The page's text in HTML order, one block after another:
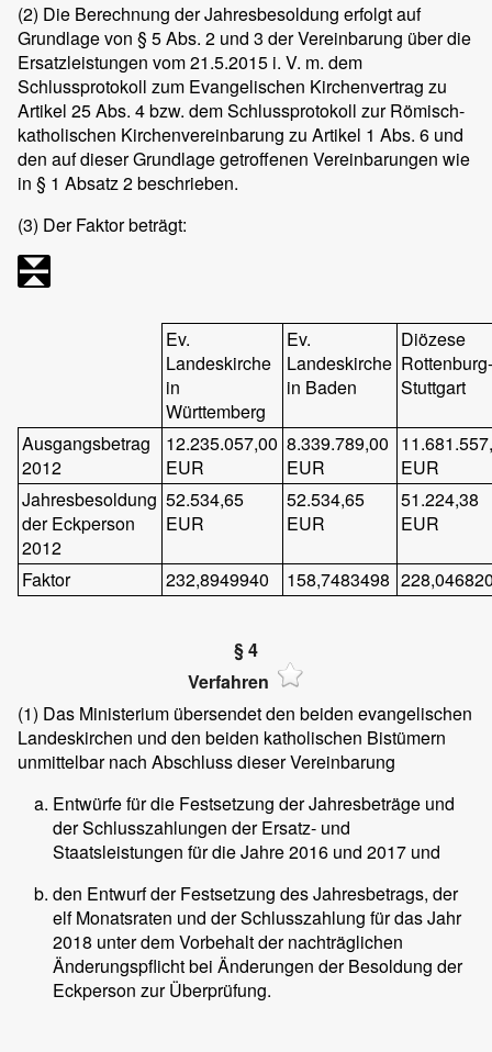
(2) Die Berechnung der Jahresbesoldung erfolgt auf
Grundlage von § 5 Abs. 2 und 3 der Vereinbarung über die
Ersatzleistungen vom 21.5.2015 i. V. m. dem
Schlussprotokoll zum Evangelischen Kirchenvertrag zu
Artikel 25 Abs. 4 bzw. dem Schlussprotokoll zur Römisch-
katholischen Kirchenvereinbarung zu Artikel 1 Abs. 6 und
den auf dieser Grundlage getroffenen Vereinbarungen wie
in § 1 Absatz 2 beschrieben.
(3) Der Faktor beträgt:
Ev.
Landeskirche
in
Württemberg
Ev.
Landeskirche
in Baden
Diözese
Stuttgart
Ausgangsbetrag
2012
12.235.057,00
EUR
8.339.789,00
EUR
EUR
Jahresbesoldung
der Eckperson
2012
52.534,65
EUR
52.534,65
EUR
51.224,38
EUR
Faktor 232,8949940 158,7483498
§ 4
Verfahren
(1) Das Ministerium übersendet den beiden evangelischen
Landeskirchen und den beiden katholischen Bistümern
unmittelbar nach Abschluss dieser Vereinbarung
Entwürfe für die Festsetzung der Jahresbeträge und
der Schlusszahlungen der Ersatz- und
Staatsleistungen für die Jahre 2016 und 2017 und
den Entwurf der Festsetzung des Jahresbetrags, der
elf Monatsraten und der Schlusszahlung für das Jahr
2018 unter dem Vorbehalt der nachträglichen
Änderungspflicht bei Änderungen der Besoldung der
Eckperson zur Überprüfung.